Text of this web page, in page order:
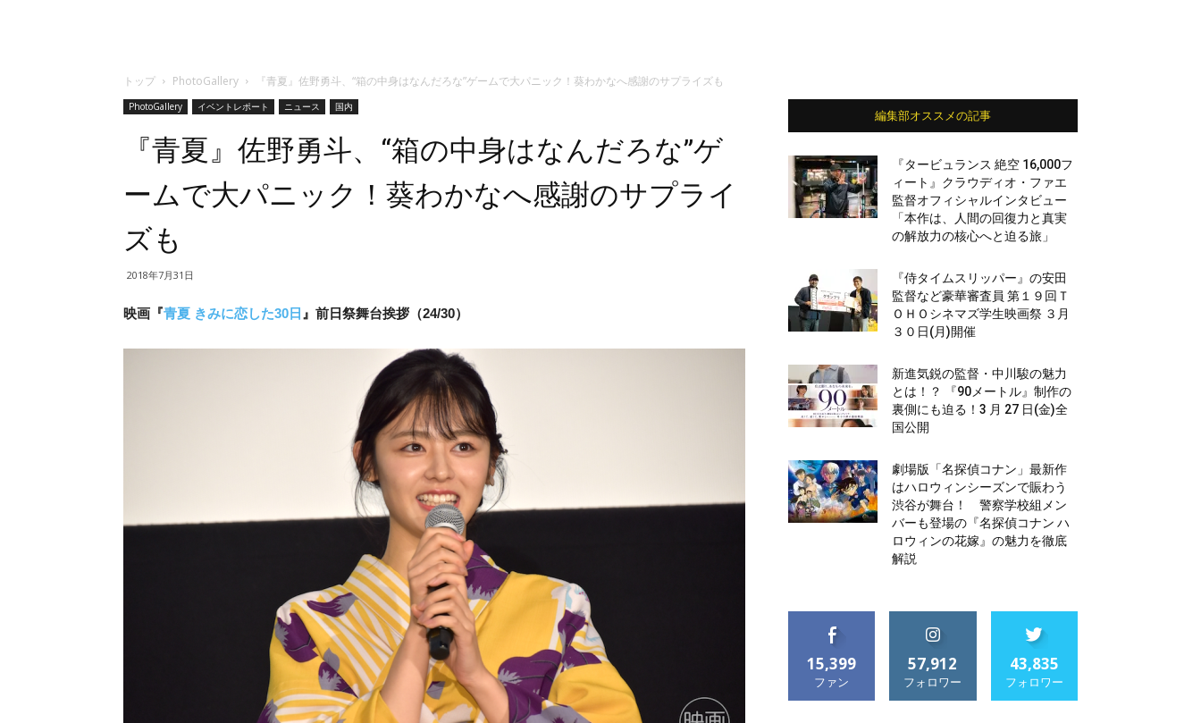
トップ PhotoGallery 『青夏』佐野勇斗、“箱の中身はなんだろな”ゲームで大パニック！葵わかなへ感謝のサプライズも
PhotoGallery イベントレポート ニュース 国内
『青夏』佐野勇斗、“箱の中身はなんだろな”ゲ
ームで大パニック！葵わかなへ感謝のサプライ
ズも
2018年7月31日
映画『青夏 きみに恋した30日 』前日祭舞台挨拶（24/30）
編集部オススメの記事
『タービュランス 絶空 16,000フ
ィート』クラウディオ・ファエ
監督オフィシャルインタビュー
「本作は、人間の回復力と真実
の解放力の核心へと迫る旅」
『侍タイムスリッパー』の安田
監督など豪華審査員 第１９回Ｔ
ＯＨＯシネマズ学生映画祭 ３月
３０日(月)開催
新進気鋭の監督・中川駿の魅力
とは！？ 『90メートル』制作の
裏側にも迫る！3 月 27 日(金)全
国公開
劇場版「名探偵コナン」最新作
はハロウィンシーズンで賑わう
渋谷が舞台！ 警察学校組メン
バーも登場の『名探偵コナン ハ
ロウィンの花嫁』の魅力を徹底
解説
15,399
ファン
57,912
フォロワー
43,835
フォロワー